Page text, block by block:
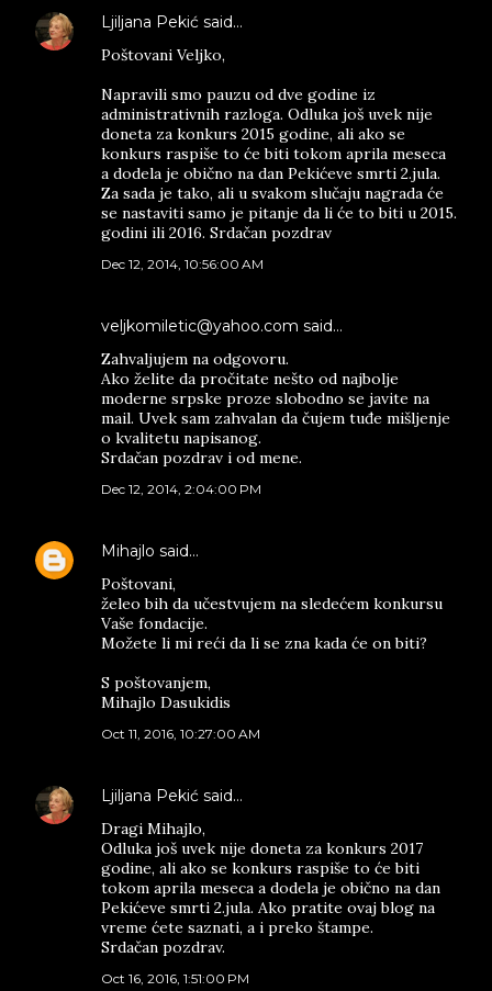
Ljiljana Pekić said…
Poštovani Veljko,
Napravili smo pauzu od dve godine iz
administrativnih razloga. Odluka još uvek nije
doneta za konkurs 2015 godine, ali ako se
konkurs raspiše to će biti tokom aprila meseca
a dodela je obično na dan Pekićeve smrti 2.jula.
Za sada je tako, ali u svakom slučaju nagrada će
se nastaviti samo je pitanje da li će to biti u 2015.
godini ili 2016. Srdačan pozdrav
Dec 12, 2014, 10:56:00 AM
veljkomiletic@yahoo.com said…
Zahvaljujem na odgovoru.
Ako želite da pročitate nešto od najbolje
moderne srpske proze slobodno se javite na
mail. Uvek sam zahvalan da čujem tuđe mišljenje
o kvalitetu napisanog.
Srdačan pozdrav i od mene.
Dec 12, 2014, 2:04:00 PM
Mihajlo said…
Poštovani,
želeo bih da učestvujem na sledećem konkursu
Vaše fondacije.
Možete li mi reći da li se zna kada će on biti?
S poštovanjem,
Mihajlo Dasukidis
Oct 11, 2016, 10:27:00 AM
Ljiljana Pekić said…
Dragi Mihajlo,
Odluka još uvek nije doneta za konkurs 2017
godine, ali ako se konkurs raspiše to će biti
tokom aprila meseca a dodela je obično na dan
Pekićeve smrti 2.jula. Ako pratite ovaj blog na
vreme ćete saznati, a i preko štampe.
Srdačan pozdrav.
Oct 16, 2016, 1:51:00 PM